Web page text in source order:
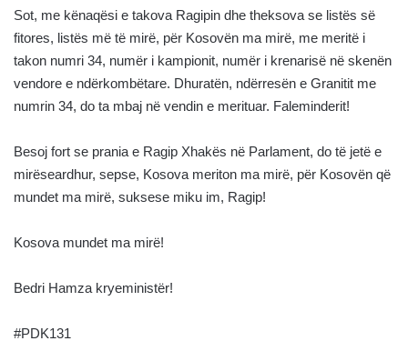
Sot, me kënaqësi e takova Ragipin dhe theksova se listës së
fitores, listës më të mirë, për Kosovën ma mirë, me meritë i
takon numri 34, numër i kampionit, numër i krenarisë në skenën
vendore e ndërkombëtare. Dhuratën, ndërresën e Granitit me
numrin 34, do ta mbaj në vendin e merituar. Faleminderit!
Besoj fort se prania e Ragip Xhakës në Parlament, do të jetë e
mirëseardhur, sepse, Kosova meriton ma mirë, për Kosovën që
mundet ma mirë, suksese miku im, Ragip!
Kosova mundet ma mirë!
Bedri Hamza kryeministër!
#PDK131